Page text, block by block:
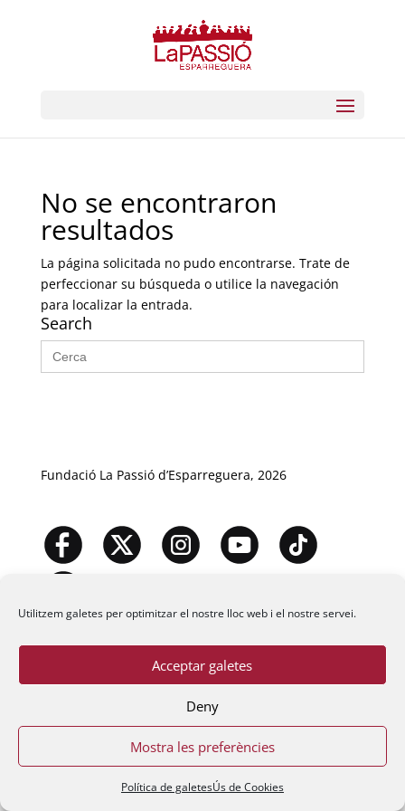
Utilitzem galetes per optimitzar el nostre lloc web i el nostre servei.
Acceptar galetes
Deny
Mostra les preferències
Política de galetesÚs de Cookies
No se encontraron
resultados
La página solicitada no pudo encontrarse. Trate de
perfeccionar su búsqueda o utilice la navegación
para localizar la entrada.
Search
Buscar:
Fundació La Passió d’Esparreguera, 2026